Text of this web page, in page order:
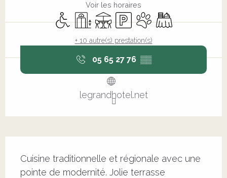
Voir les horaires
Accès handicapés
Ascenseur
TerrasseParkingAnimaux acceptés
Banquet
+ 10 autre(s) prestation(s)
05 65 27 76 ▒▒
legrandhotel.net
Cuisine traditionnelle et régionale avec une
pointe de modernité. Jolie terrasse